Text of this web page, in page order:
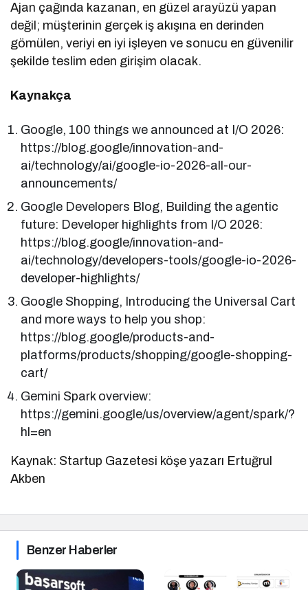
Ajan çağında kazanan, en güzel arayüzü yapan
değil; müşterinin gerçek iş akışına en derinden
gömülen, veriyi en iyi işleyen ve sonucu en güvenilir
şekilde teslim eden girişim olacak.
Kaynakça
Google, 100 things we announced at I/O 2026:
https://blog.google/innovation-and-
ai/technology/ai/google-io-2026-all-our-
announcements/
Google Developers Blog, Building the agentic
future: Developer highlights from I/O 2026:
https://blog.google/innovation-and-
ai/technology/developers-tools/google-io-2026-
developer-highlights/
Google Shopping, Introducing the Universal Cart
and more ways to help you shop:
https://blog.google/products-and-
platforms/products/shopping/google-shopping-
cart/
Gemini Spark overview:
https://gemini.google/us/overview/agent/spark/?
hl=en
Kaynak: Startup Gazetesi köşe yazarı Ertuğrul
Akben
Benzer Haberler